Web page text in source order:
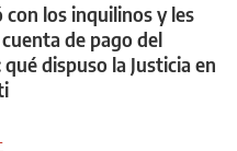
con los inquilinos y les
de pago del
dispuso la Justicia en